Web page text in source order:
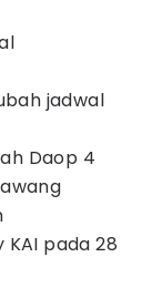
jadwal
Daop 4
pada 28